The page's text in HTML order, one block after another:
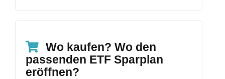
Wo kaufen? Wo den
passenden ETF Sparplan
eröffnen?